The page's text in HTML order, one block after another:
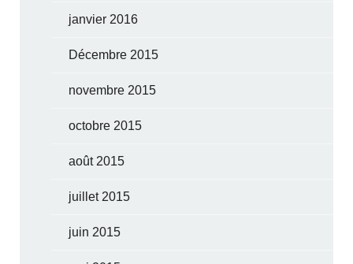
janvier 2016
Décembre 2015
novembre 2015
octobre 2015
août 2015
juillet 2015
juin 2015